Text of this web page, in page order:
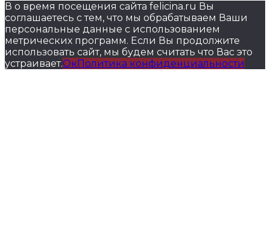
В о время посещения сайта felicina.ru Вы
соглашаетесь с тем, что мы обрабатываем Ваши
персональные данные с использованием
метрических программ. Если Вы продолжите
использовать сайт, мы будем считать что Вас это
устраивает.ОкПолитика конфиденциальности